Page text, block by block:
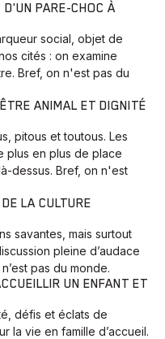
PARE-CHOC À
social, objet de
cités : on examine
Bref, on n'est pas du
ANIMAL ET DIGNITÉ
pitous et toutous. Les
plus en plus de place
dessus. Bref, on n'est
LA CULTURE
savantes, mais surtout
pleine d’audace
pas du monde.
UN ENFANT ET
défis et éclats de
la vie en famille d’accueil.